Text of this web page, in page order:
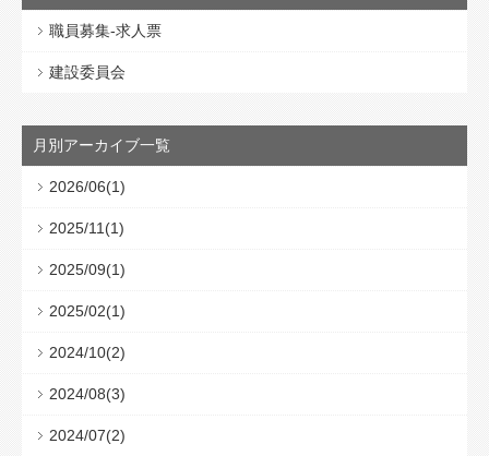
職員募集-求人票
建設委員会
月別アーカイブ一覧
2026/06(1)
2025/11(1)
2025/09(1)
2025/02(1)
2024/10(2)
2024/08(3)
2024/07(2)